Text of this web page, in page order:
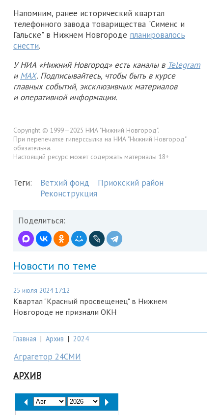
Напомним, ранее исторический квартал
телефонного завода товарищества "Сименс и
Гальске" в Нижнем Новгороде планировалось
снести.
У НИА «Нижний Новгород» есть каналы в Telegram
и MAX. Подписывайтесь, чтобы быть в курсе
главных событий, эксклюзивных материалов
и оперативной информации.
Copyright © 1999—2025 НИА "Нижний Новгород".
При перепечатке гиперссылка на НИА "Нижний Новгород"
обязательна.
Настоящий ресурс может содержать материалы 18+
Теги: Ветхий фонд
Приокский район
Реконструкция
Поделиться:
Новости по теме
25 июля 2024 17:12
Квартал "Красный просвещенец" в Нижнем
Новгороде не признали ОКН
Главная | Архив | 2024
Аграгетор 24СМИ
АРХИВ